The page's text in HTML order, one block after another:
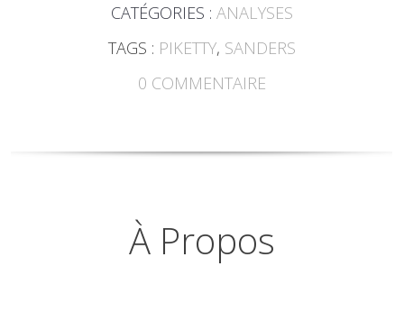
CATÉGORIES : ANALYSES
TAGS : PIKETTY, SANDERS
0 COMMENTAIRE
À Propos